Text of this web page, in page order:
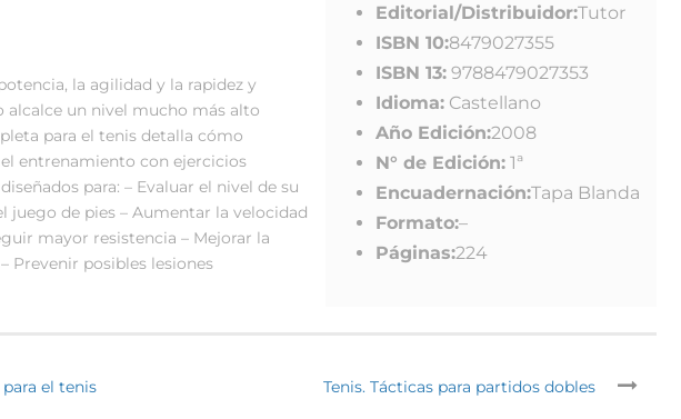
Editorial/Distribuidor:Tutor
ISBN 10:8479027355
ISBN 13:9788479027353
Idioma:Castellano
Año Edición:2008
N° de Edición:1ª
Encuadernación:Tapa Blanda
Formato:–
Páginas:224
la agilidad y la rapidez y
alcalce un nivel mucho más alto
para el tenis detalla cómo
entrenamiento con ejercicios
para: – Evaluar el nivel de su
juego de pies – Aumentar la velocidad
mayor resistencia – Mejorar la
Prevenir posibles lesiones
el tenis Tenis. Tácticas para partidos dobles